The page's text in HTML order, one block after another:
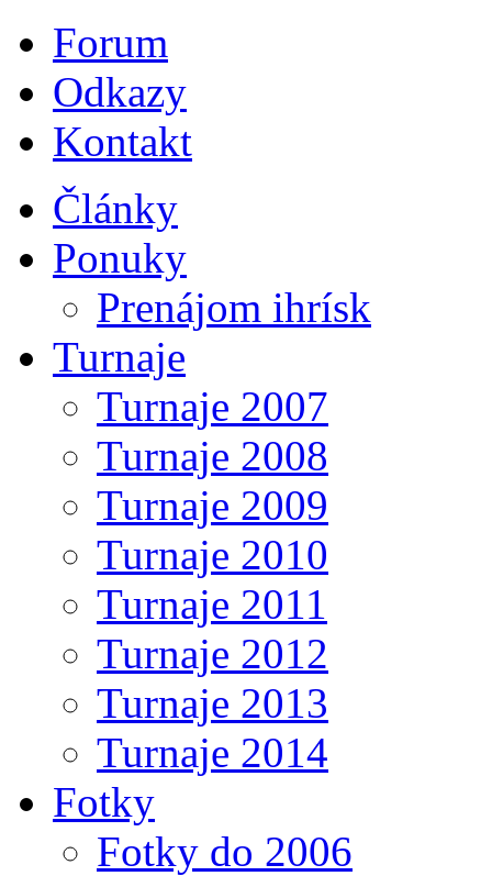
Forum
Odkazy
Kontakt
Články
Ponuky
Prenájom ihrísk
Turnaje
Turnaje 2007
Turnaje 2008
Turnaje 2009
Turnaje 2010
Turnaje 2011
Turnaje 2012
Turnaje 2013
Turnaje 2014
Fotky
Fotky do 2006